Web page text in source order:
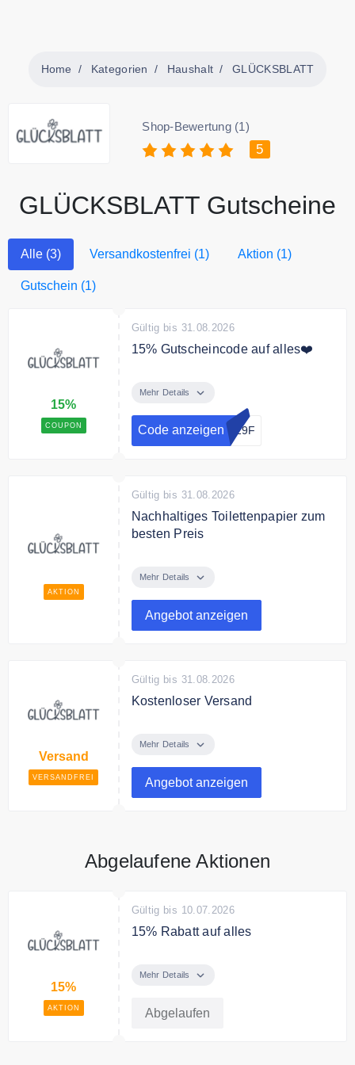
Home Kategorien Haushalt GLÜCKSBLATT
Shop-Bewertung (1)
5
GLÜCKSBLATT Gutscheine
Alle (3) Versandkostenfrei (1) Aktion (1)
Gutschein (1)
15%
COUPON
Gültig bis 31.08.2026
15% Gutscheincode auf alles❤️
das ganze Sortiment
Mehr Details
Code anzeigen E29F
AKTION
Gültig bis 31.08.2026
Nachhaltiges Toilettenpapier zum
besten Preis
nachhaltiges Toilettenpapier und
Mehr Details
Angebot anzeigen
Versand
VERSANDFREI
Gültig bis 31.08.2026
Kostenloser Versand
Online Shop kostenlos innerhalb
Mehr Details
Angebot anzeigen
Abgelaufene Aktionen
15%
AKTION
Gültig bis 10.07.2026
15% Rabatt auf alles
auf das gesamte Sortiment.
Mehr Details
Abgelaufen